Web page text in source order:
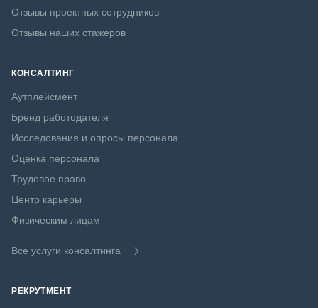
Отзывы проектных сотрудников
Отзывы наших стажеров
КОНСАЛТИНГ
Аутплейсмент
Бренд работодателя
Исследования и опросы персонала
Оценка персонала
Трудовое право
Центр карьеры
Физическим лицам
Все услуги консалтинга
РЕКРУТМЕНТ